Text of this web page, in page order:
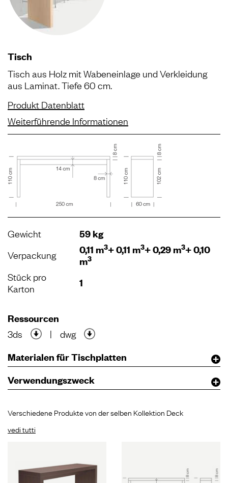
Tisch
Tisch aus Holz mit Wabeneinlage und Verkleidung
aus Laminat. Tiefe 60 cm.
Produkt Datenblatt
Weiterführende Informationen
Gewicht 59 kg
Verpackung 0,11 m3+ 0,11 m3+ 0,29 m3+ 0,10
m3
Stück pro
Karton
1
Ressourcen
3ds | dwg
Materialen für Tischplatten
Verwendungszweck
Verschiedene Produkte von der selben Kollektion Deck
vedi tutti